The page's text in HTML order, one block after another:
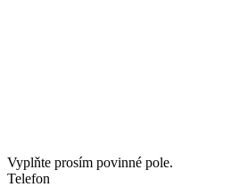
Vyplňte prosím povinné pole.
Telefon